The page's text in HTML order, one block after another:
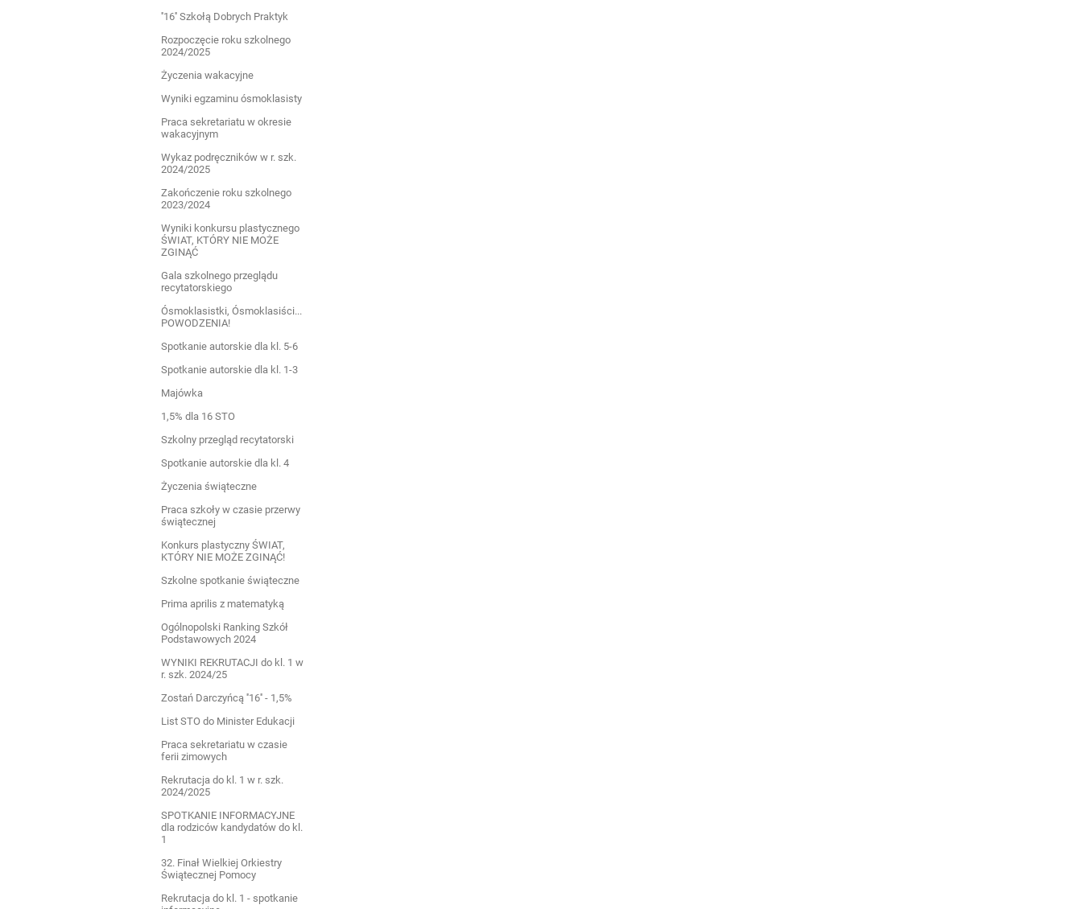
''16'' Szkołą Dobrych Praktyk
Rozpoczęcie roku szkolnego
2024/2025
Życzenia wakacyjne
Wyniki egzaminu ósmoklasisty
Praca sekretariatu w okresie
wakacyjnym
Wykaz podręczników w r. szk.
2024/2025
Zakończenie roku szkolnego
2023/2024
Wyniki konkursu plastycznego
ŚWIAT, KTÓRY NIE MOŻE
ZGINĄĆ
Gala szkolnego przeglądu
recytatorskiego
Ósmoklasistki, Ósmoklasiści...
POWODZENIA!
Spotkanie autorskie dla kl. 5-6
Spotkanie autorskie dla kl. 1-3
Majówka
1,5% dla 16 STO
Szkolny przegląd recytatorski
Spotkanie autorskie dla kl. 4
Życzenia świąteczne
Praca szkoły w czasie przerwy
świątecznej
Konkurs plastyczny ŚWIAT,
KTÓRY NIE MOŻE ZGINĄĆ!
Szkolne spotkanie świąteczne
Prima aprilis z matematyką
Ogólnopolski Ranking Szkół
Podstawowych 2024
WYNIKI REKRUTACJI do kl. 1 w
r. szk. 2024/25
Zostań Darczyńcą ''16'' - 1,5%
List STO do Minister Edukacji
Praca sekretariatu w czasie
ferii zimowych
Rekrutacja do kl. 1 w r. szk.
2024/2025
SPOTKANIE INFORMACYJNE
dla rodziców kandydatów do kl.
1
32. Finał Wielkiej Orkiestry
Świątecznej Pomocy
Rekrutacja do kl. 1 - spotkanie